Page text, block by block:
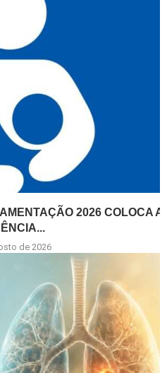
2026 COLOCA A
de 2026